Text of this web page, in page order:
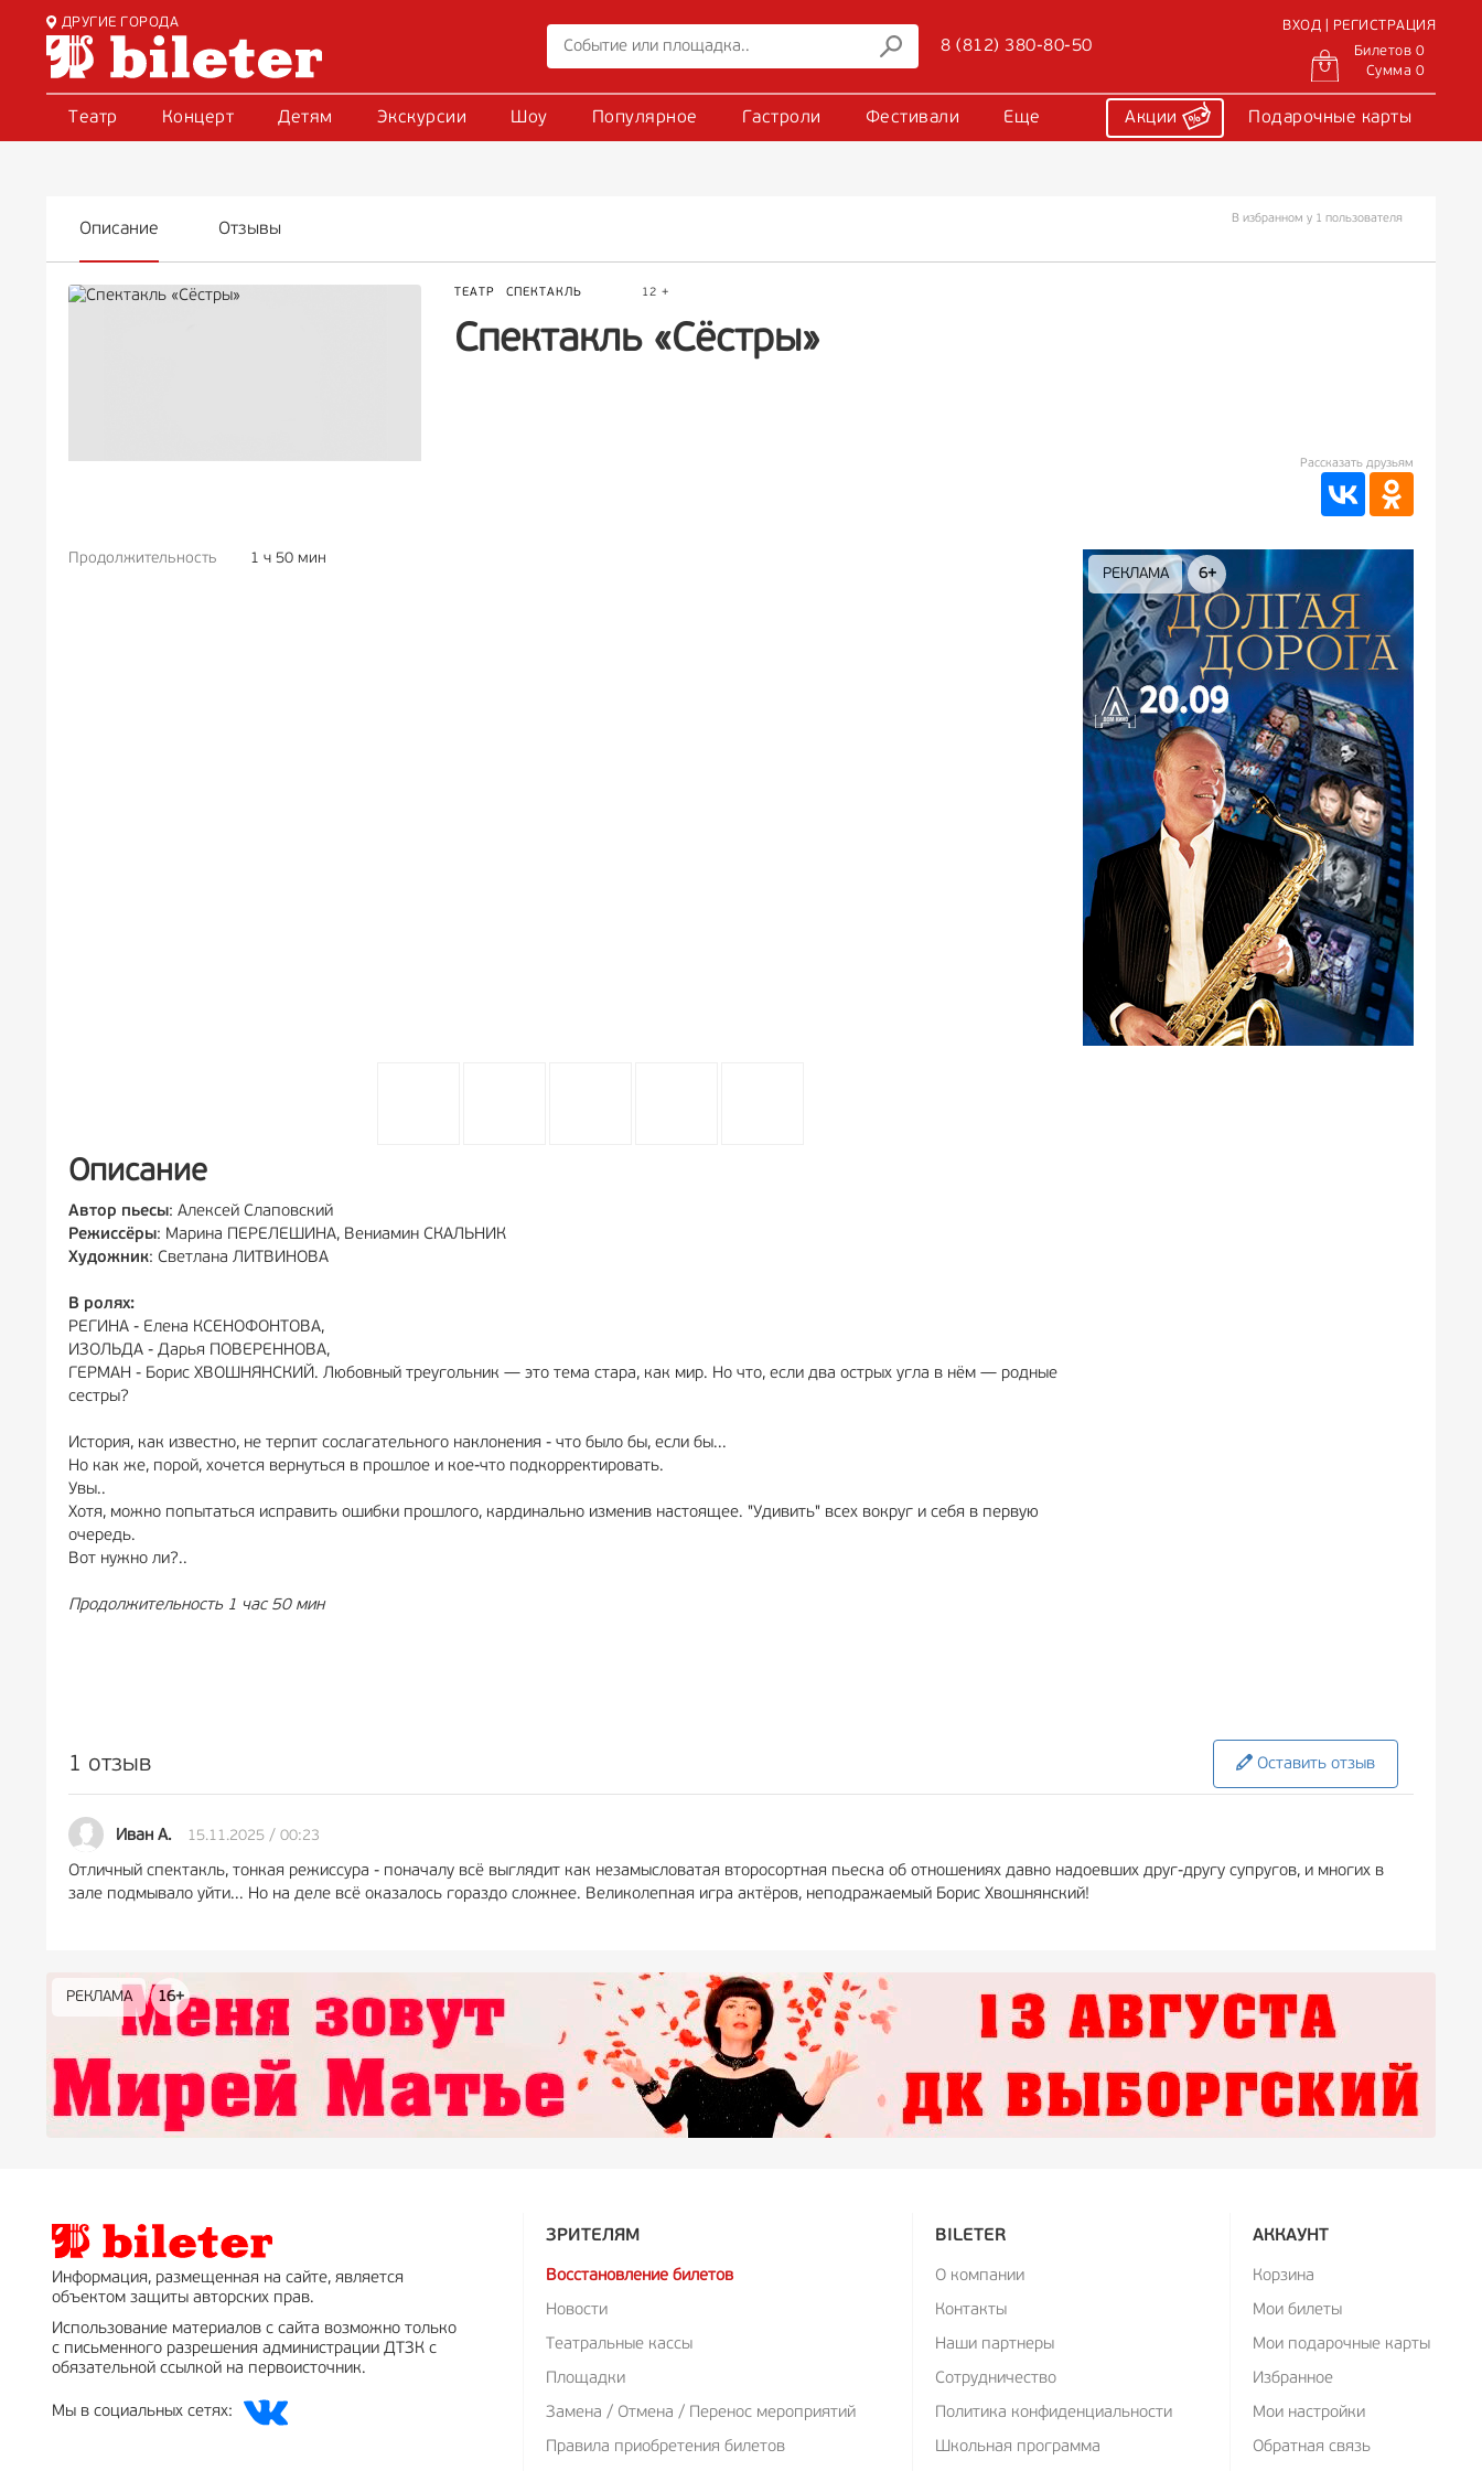
ДРУГИЕ ГОРОДА
8 (812) 380-80-50
ВХОД | РЕГИСТРАЦИЯ
Билетов 0
Сумма 0
Театр Концерт Детям Экскурсии Шоу Популярное Гастроли Фестивали Еще Акции Подарочные карты
Описание Отзывы
В избранном у 1 пользователя
ТЕАТР СПЕКТАКЛЬ 12 +
Спектакль «Сёстры»
Рассказать друзьям
Продолжительность 1 ч 50 мин
Описание
Автор пьесы: Алексей Слаповский
Режиссёры: Марина ПЕРЕЛЕШИНА, Вениамин СКАЛЬНИК
Художник: Светлана ЛИТВИНОВА
В ролях:
​РЕГИНА - Елена КСЕНОФОНТОВА,
​ИЗОЛЬДА - Дарья ПОВЕРЕННОВА,
​ГЕРМАН - Борис ХВОШНЯНСКИЙ. Любовный треугольник — это тема стара, как мир. Но что, если два острых угла в нём — родные
сестры?
История, как известно, не терпит сослагательного наклонения - что было бы, если бы...
Но как же, порой, хочется вернуться в прошлое и кое-что подкорректировать.
Увы..
Хотя, можно попытаться исправить ошибки прошлого, кардинально изменив настоящее. "Удивить" всех вокруг и себя в первую
очередь.
Вот нужно ли?..
Продолжительность 1 час 50 мин
РЕКЛАМА 6+
1 отзыв Оставить отзыв
Иван А. 15.11.2025 / 00:23
Отличный спектакль, тонкая режиссура - поначалу всё выглядит как незамысловатая второсортная пьеска об отношениях давно надоевших друг-другу супругов, и многих в
зале подмывало уйти... Но на деле всё оказалось гораздо сложнее. Великолепная игра актёров, неподражаемый Борис Хвошнянский!
РЕКЛАМА 16+
РЕКЛАМА 16+
РЕКЛАМА 12+
РЕКЛАМА
РЕКЛАМА 0+
РЕКЛАМА 18+
Информация, размещенная на сайте, является
объектом защиты авторских прав.
Использование материалов с сайта возможно только
с письменного разрешения администрации ДТЗК с
обязательной ссылкой на первоисточник.
Мы в социальных сетях:
ЗРИТЕЛЯМ
Восстановление билетов
Новости
Театральные кассы
Площадки
Замена / Отмена / Перенос мероприятий
Правила приобретения билетов
BILETER
О компании
Контакты
Наши партнеры
Сотрудничество
Политика конфиденциальности
Школьная программа
АККАУНТ
Корзина
Мои билеты
Мои подарочные карты
Избранное
Мои настройки
Обратная связь